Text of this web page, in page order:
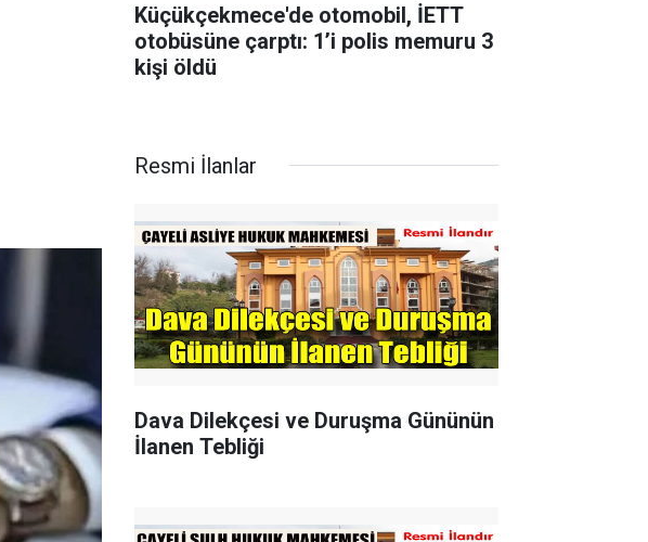
Küçükçekmece'de otomobil, İETT
otobüsüne çarptı: 1’i polis memuru 3
kişi öldü
Resmi İlanlar
Dava Dilekçesi ve Duruşma Gününün
İlanen Tebliği